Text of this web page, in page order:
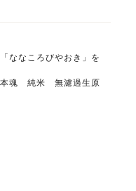
ななころびやおき」を
本魂 純米 無濾過生原